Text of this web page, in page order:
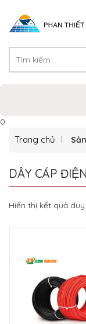
0
Trang chủ
DÂY CÁP ĐIỆN
Hiển thị kết quả